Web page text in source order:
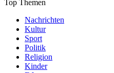
Top Themen
Nachrichten
Kultur
Sport
Politik
Religion
Kinder